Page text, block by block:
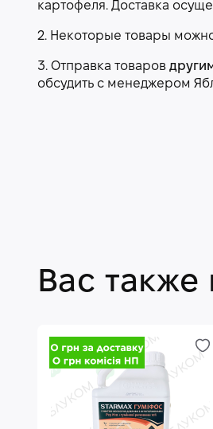
картофеля. Доставка
2. Некоторые товары
3. Отправка товаров
обсудить с менеджером
Вас также